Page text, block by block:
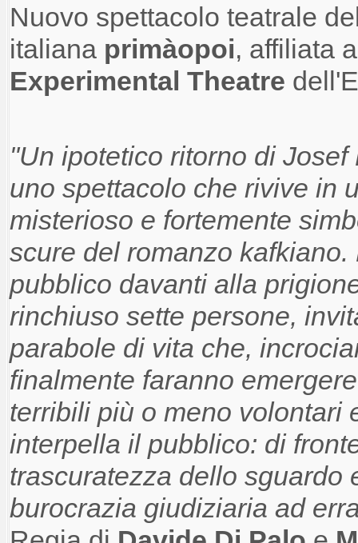
Nuovo spettacolo teatrale
italiana primàopoi, affiliata
Experimental Theatre
"Un ipotetico ritorno di
uno spettacolo che rivive in
misterioso e fortemente
scure del romanzo
pubblico davanti alla
rinchiuso sette persone,
parabole di vita che,
finalmente faranno
terribili più o meno volontari
interpella il pubblico: di
trascuratezza dello sguardo
burocrazia giudiziaria ad